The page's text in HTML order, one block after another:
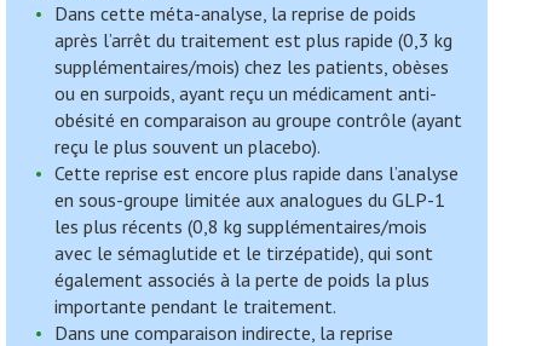
Dans cette méta-analyse, la reprise de poids
après l’arrêt du traitement est plus rapide (0,3 kg
supplémentaires/mois) chez les patients, obèses
ou en surpoids, ayant reçu un médicament anti-
obésité en comparaison au groupe contrôle (ayant
reçu le plus souvent un placebo).
Cette reprise est encore plus rapide dans l’analyse
en sous-groupe limitée aux analogues du GLP-1
les plus récents (0,8 kg supplémentaires/mois
avec le sémaglutide et le tirzépatide), qui sont
également associés à la perte de poids la plus
importante pendant le traitement.
Dans une comparaison indirecte, la reprise